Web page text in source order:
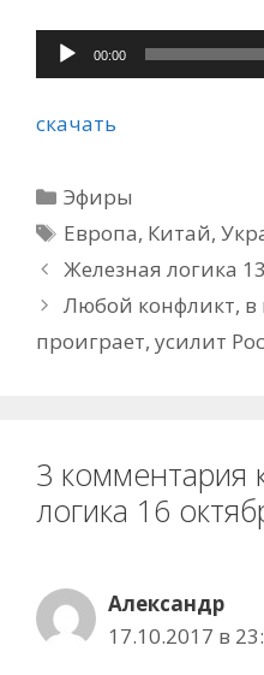
Аудиоплеер
00:00
скачать
Рубрики
Эфиры
Метки
Европа, Китай,
Железная логика
Любой конфликт, в
проиграет, усилит
3 комментария
логика 16
Александр
17.10.2017 в